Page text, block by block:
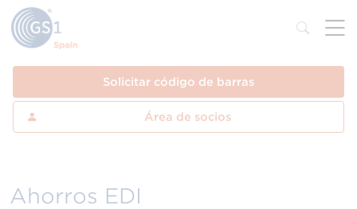
Solicitar código de barras
Área de socios
Ahorros EDI